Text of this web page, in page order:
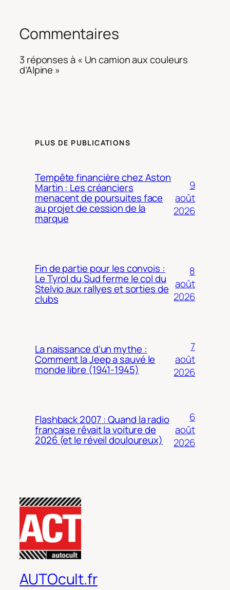
Commentaires
3 réponses à « Un camion aux couleurs
d’Alpine »
PLUS DE PUBLICATIONS
Tempête financière chez Aston
Martin : Les créanciers
menacent de poursuites face
au projet de cession de la
marque
9
août
2026
Fin de partie pour les convois :
Le Tyrol du Sud ferme le col du
Stelvio aux rallyes et sorties de
clubs
8
août
2026
La naissance d’un mythe :
Comment la Jeep a sauvé le
monde libre (1941-1945)
7
août
2026
Flashback 2007 : Quand la radio
française rêvait la voiture de
2026 (et le réveil douloureux)
6
août
2026
AUTOcult.fr